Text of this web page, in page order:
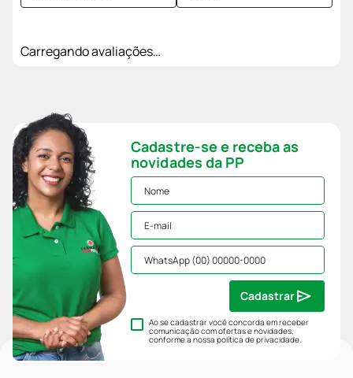
Carregando avaliações…
Cadastre-se e receba as
novidades da PP
Ao se cadastrar você concorda em receber
comunicação com ofertas e novidades,
conforme a nossapolítica de privacidade.
Cadastrar